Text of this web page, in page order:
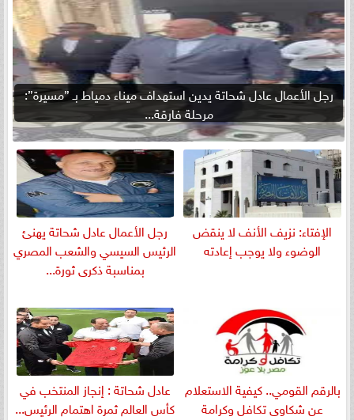
رجل الأعمال عادل شحاتة يدين استهداف ميناء دمياط بـ ”مسيرة”:
مرحلة فارقة...
الإفتاء: نزيف الأنف لا ينقض
الوضوء ولا يوجب إعادته
رجل الأعمال عادل شحاتة يهنئ
الرئيس السيسي والشعب المصري
بمناسبة ذكرى ثورة...
بالرقم القومي.. كيفية الاستعلام
عن شكاوى تكافل وكرامة
عادل شحاتة : إنجاز المنتخب في
كأس العالم ثمرة اهتمام الرئيس...